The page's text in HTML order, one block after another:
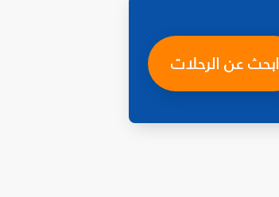
ابحث عن الرحلات